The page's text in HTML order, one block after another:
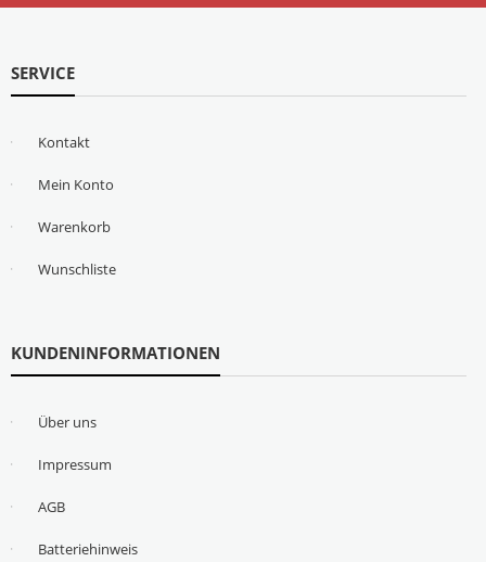
SERVICE
Kontakt
Mein Konto
Warenkorb
Wunschliste
KUNDENINFORMATIONEN
Über uns
Impressum
AGB
Batteriehinweis